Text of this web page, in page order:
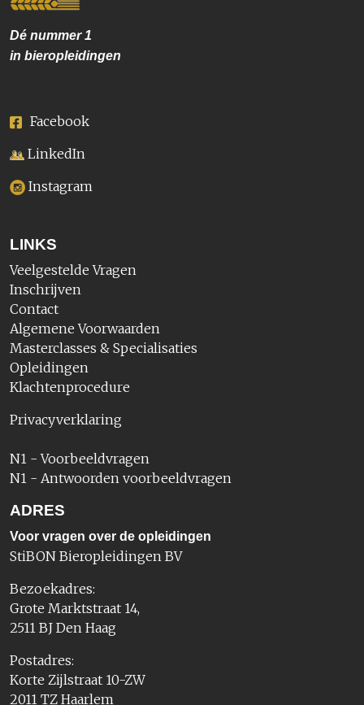
Dé nummer1
in bieropleidingen
Facebook
LinkedIn
Instagram
LINKS
Veelgestelde Vragen
Inschrijven
Contact
Algemene Voorwaarden
Masterclasses & Specialisaties
Opleidingen
Klachtenprocedure
Privacyverklaring
N1 - Voorbeeldvragen
N1 - Antwoorden voorbeeldvragen
ADRES
Voor vragen over de opleidingen
StiBON Bieropleidingen BV
Bezoekadres:
Grote Marktstraat 14,
2511 BJ Den Haag
Postadres:
Korte Zijlstraat 10-ZW
2011 TZ Haarlem